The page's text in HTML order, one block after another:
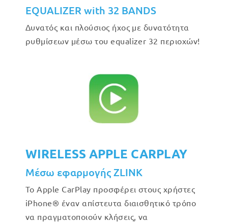
EQUALIZER with 32 BANDS
Δυνατός και πλούσιος ήχος με δυνατότητα
ρυθμίσεων μέσω του equalizer 32 περιοχών!
WIRELESS APPLE CARPLAY
Μέσω εφαρμογής ZLINK
Το Apple CarPlay προσφέρει στους χρήστες
iPhone® έναν απίστευτα διαισθητικό τρόπο
να πραγματοποιούν κλήσεις, να